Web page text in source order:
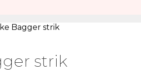
Bagger strik
strik